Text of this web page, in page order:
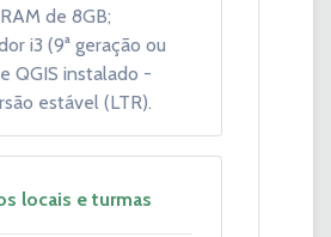
de 8GB;
i3 (9ª geração ou
QGIS instalado -
estável (LTR).
locais e turmas